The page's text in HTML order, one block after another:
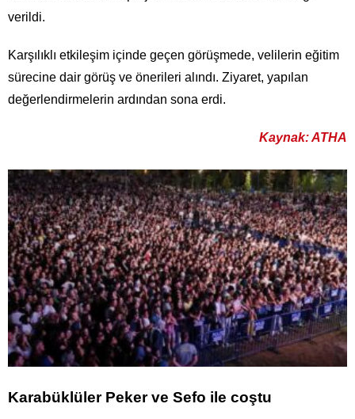
verildi.
Karşılıklı etkileşim içinde geçen görüşmede, velilerin eğitim
sürecine dair görüş ve önerileri alındı. Ziyaret, yapılan
değerlendirmelerin ardından sona erdi.
Kaynak: ATHA
Karabüklüler Peker ve Sefo ile coştu